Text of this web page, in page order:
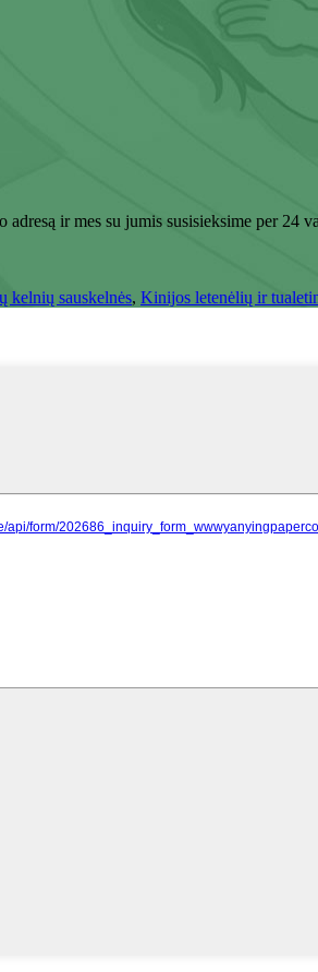
ir mes su jumis susisieksime per 24
kelnių sauskelnės, Kinijos letenėlių ir